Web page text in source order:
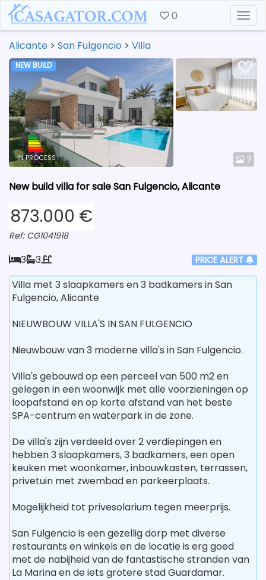
0
Alicante > San Fulgencio > Villa
7
NEW BUILD
IN PROCESS
New build villa for sale San Fulgencio, Alicante
873.000 €
Ref: CG1041918
3 3 PRICE ALERT
Villa met 3 slaapkamers en 3 badkamers in San
Fulgencio, Alicante
NIEUWBOUW VILLA'S IN SAN FULGENCIO
Nieuwbouw van 3 moderne villa's in San Fulgencio.
Villa's gebouwd op een perceel van 500 m2 en
gelegen in een woonwijk met alle voorzieningen op
loopafstand en op korte afstand van het beste
SPA-centrum en waterpark in de zone.
De villa's zijn verdeeld over 2 verdiepingen en
hebben 3 slaapkamers, 3 badkamers, een open
keuken met woonkamer, inbouwkasten, terrassen,
privetuin met zwembad en parkeerplaats.
Mogelijkheid tot privesolarium tegen meerprijs.
San Fulgencio is een gezellig dorp met diverse
restaurants en winkels en de locatie is erg goed
met de nabijheid van de fantastische stranden van
La Marina en de iets grotere stad Guardamar.